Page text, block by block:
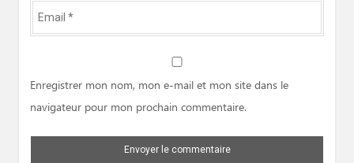
Email
*
Enregistrer mon nom, mon e-mail et mon site dans le
navigateur pour mon prochain commentaire.